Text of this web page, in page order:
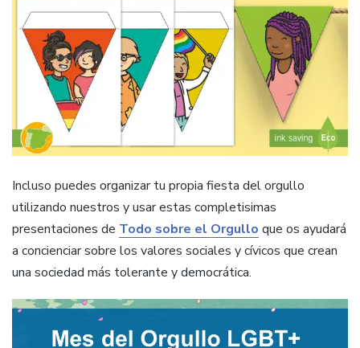
Incluso puedes organizar tu propia fiesta del orgullo
utilizando nuestros y usar estas completisimas
presentaciones de Todo sobre el Orgullo que os ayudará
a concienciar sobre los valores sociales y cívicos que crean
una sociedad más tolerante y democrática.